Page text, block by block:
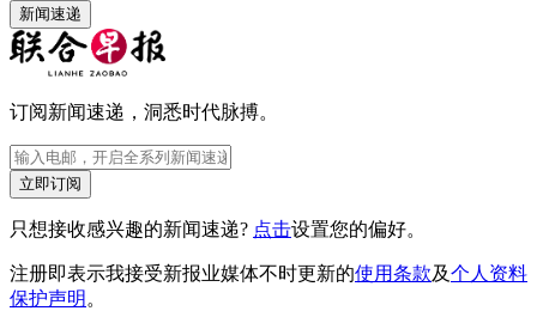
新闻速递
订阅新闻速递，洞悉时代脉搏。
立即订阅
只想接收感兴趣的新闻速递? 点击设置您的偏好。
注册即表示我接受新报业媒体不时更新的使用条款及个人资料
保护声明 。